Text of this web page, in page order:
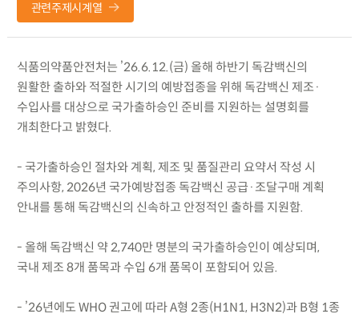
관련주제시계열
식품의약품안전처는 ’26.6.12.(금) 올해 하반기 독감백신의
원활한 출하와 적절한 시기의 예방접종을 위해 독감백신 제조·
수입사를 대상으로 국가출하승인 준비를 지원하는 설명회를
개최한다고 밝혔다.
- 국가출하승인 절차와 계획, 제조 및 품질관리 요약서 작성 시
주의사항, 2026년 국가예방접종 독감백신 공급·조달구매 계획
안내를 통해 독감백신의 신속하고 안정적인 출하를 지원함.
- 올해 독감백신 약 2,740만 명분의 국가출하승인이 예상되며,
국내 제조 8개 품목과 수입 6개 품목이 포함되어 있음.
- ’26년에도 WHO 권고에 따라 A형 2종(H1N1, H3N2)과 B형 1종